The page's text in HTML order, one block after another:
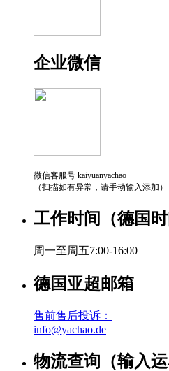
企业微信
微信客服号 kaiyuanyachao
（扫描如有异常，请手动输入添加）
工作时间（德国时
周一至周五7:00-16:00
德国亚超邮箱
售前售后投诉：
info@yachao.de
物流查询（输入运